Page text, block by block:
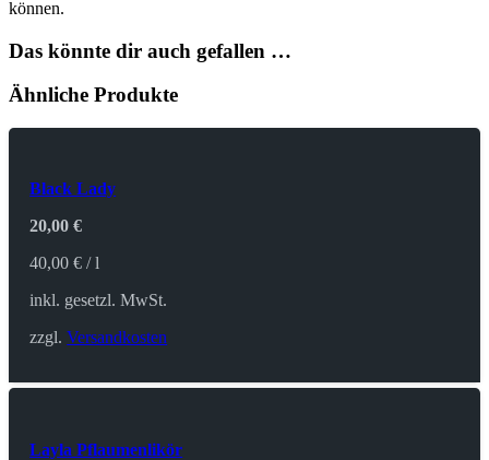
können.
Das könnte dir auch gefallen …
Ähnliche Produkte
Black Lady
20,00€
40,00€ /l
inkl. gesetzl. MwSt.
zzgl.Versandkosten
Layla Pflaumenlikör